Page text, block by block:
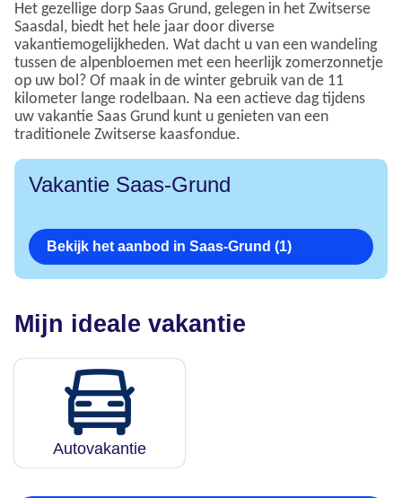
Het gezellige dorp Saas Grund, gelegen in het Zwitserse
Saasdal, biedt het hele jaar door diverse
vakantiemogelijkheden. Wat dacht u van een wandeling
tussen de alpenbloemen met een heerlijk zomerzonnetje
op uw bol? Of maak in de winter gebruik van de 11
kilometer lange rodelbaan. Na een actieve dag tijdens
uw vakantie Saas Grund kunt u genieten van een
traditionele Zwitserse kaasfondue.
Vakantie Saas-Grund
Bekijk het aanbod in Saas-Grund (1)
Mijn ideale vakantie
Autovakantie